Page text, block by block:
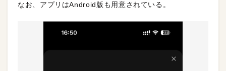
なお、アプリはAndroid版も用意されている。